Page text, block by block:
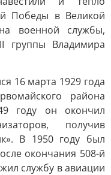
Победы в Великой
военной службы,
группы Владимира
16 марта 1929 года
района
году он окончил
получив
В 1950 году был
окончания 508-й
службу в авиации